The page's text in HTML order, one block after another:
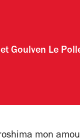
Goulven Le
mon